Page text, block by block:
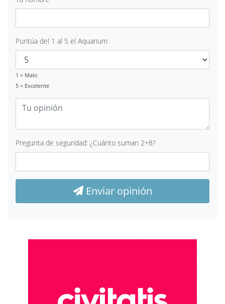
Puntúa del 1 al 5 el Aquarium
1 = Malo
5 = Excelente
Pregunta de seguridad: ¿Cuánto suman 2+8?
Enviar opinión